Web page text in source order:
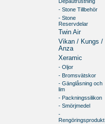
Depåutrustning
- Stone Tillbehör
- Stone
Reservdelar
Twin Air
Vikan / Kungs /
Anza
Xeramic
- Oljor
- Bromsvätskor
- Gänglåsning och
lim
- Packningssilikon
- Smörjmedel
-
Rengöringsprodukt